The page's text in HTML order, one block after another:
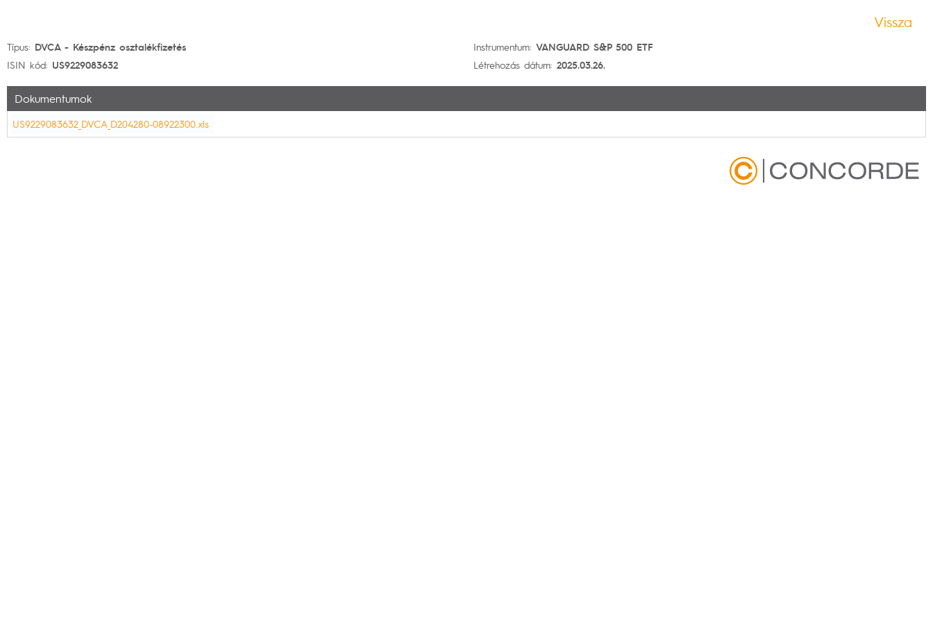
Vissza
Típus: DVCA - Készpénz osztalékfizetés Instrumentum: VANGUARD S&P 500 ETF
ISIN kód: US9229083632 Létrehozás dátum: 2025.03.26.
Dokumentumok
US9229083632_DVCA_D204280-08922300.xls